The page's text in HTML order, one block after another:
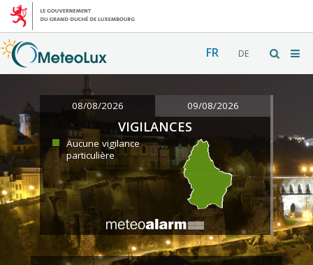
FR DE
08/08/2026 09/08/2026
VIGILANCES
Aucune vigilance
particulière